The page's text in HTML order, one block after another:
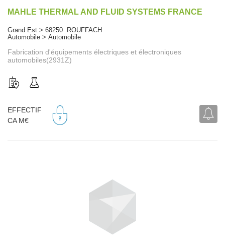
MAHLE THERMAL AND FLUID SYSTEMS FRANCE
Grand Est > 68250 ROUFFACH
Automobile > Automobile
Fabrication d'équipements électriques et électroniques
automobiles(2931Z)
EFFECTIF
CA M€